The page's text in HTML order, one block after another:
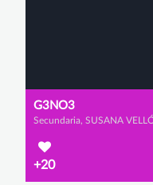
G3NO3
+20